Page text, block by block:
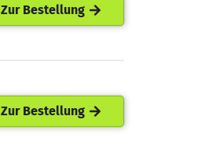
Zur Bestellung
Zur Bestellung